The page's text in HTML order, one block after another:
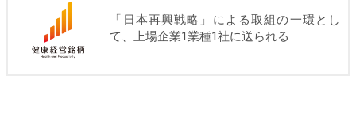
「日本再興戦略」による取組の一環とし
て、上場企業1業種1社に送られる